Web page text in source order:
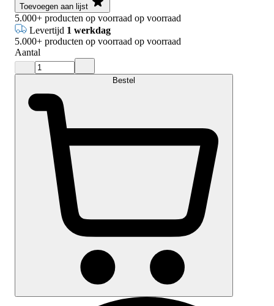
Toevoegen aan lijst
5.000+ producten op voorraad op voorraad
Levertijd 1 werkdag
5.000+ producten op voorraad op voorraad
Aantal
Bestel